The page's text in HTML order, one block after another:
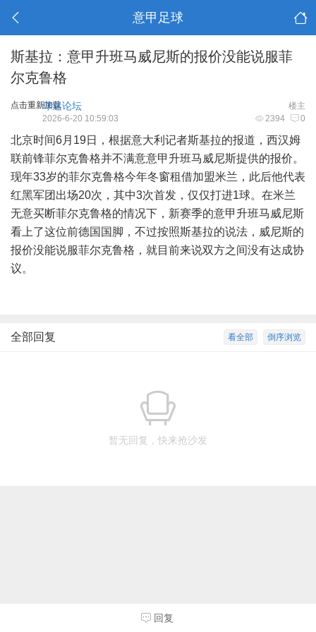
意甲足球
斯基拉：意甲升班马威尼斯的报价没能说服菲
尔克鲁格
点击重新加载 楼主
球迷论坛
2394 0
2026-6-20 10:59:03
北京时间6月19日，根据意大利记者斯基拉的报道，西汉姆
联前锋菲尔克鲁格并不满意意甲升班马威尼斯提供的报价。
现年33岁的菲尔克鲁格今年冬窗租借加盟米兰，此后他代表
红黑军团出场20次，其中3次首发，仅仅打进1球。在米兰
无意买断菲尔克鲁格的情况下，新赛季的意甲升班马威尼斯
看上了这位前德国国脚，不过按照斯基拉的说法，威尼斯的
报价没能说服菲尔克鲁格，就目前来说双方之间没有达成协
议。
倒序浏览
看全部
全部回复
暂无回复，快来抢沙发
回复